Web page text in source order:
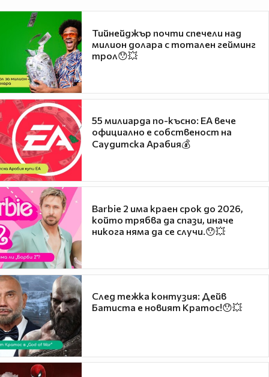
Тийнейджър почти спечели над
милион долара с тотален гейминг
трол😯💥
55 милиарда по-късно: EA вече
официално е собственост на
Саудитска Арабия💰
Barbie 2 има краен срок до 2026,
който трябва да спази, иначе
никога няма да се случи.😯💥
След тежка контузия: Дейв
Батиста е новият Кратос!😯💥